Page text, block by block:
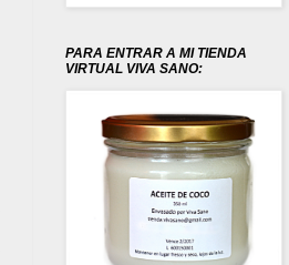
PARA ENTRAR A MI TIENDA
VIRTUAL VIVA SANO: